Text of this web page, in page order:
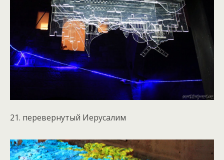
21. перевернутый Иерусалим